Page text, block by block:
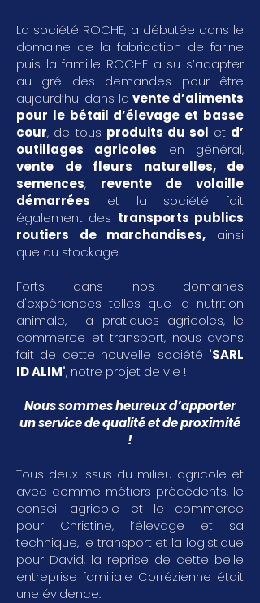
La société ROCHE, a débutée dans le
domaine de la fabrication de farine
puis la famille ROCHE a su s’adapter
au gré des demandes pour être
aujourd’hui dans la vente d’aliments
pour le bétail d’élevage et basse
cour, de tous produits du sol et d’
outillages agricoles en général,
vente de fleurs naturelles, de
semences, revente de volaille
démarrées et la société fait
également des transports publics
routiers de marchandises, ainsi
que du stockage...
Forts dans nos domaines
d'expériences telles que la nutrition
animale, la pratiques agricoles, le
commerce et transport, nous avons
fait de cette nouvelle société "SARL
ID ALIM", notre projet de vie !
Nous sommes heureux d’apporter
un service de qualité et de proximité
!
Tous deux issus du milieu agricole et
avec comme métiers précédents, le
conseil agricole et le commerce
pour Christine, l’élevage et sa
technique, le transport et la logistique
pour David, la reprise de cette belle
entreprise familiale Corrézienne était
une évidence.